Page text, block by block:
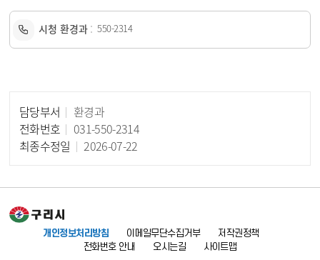
시청 환경과 550-2314
담당부서
환경과
전화번호
031-550-2314
최종수정일
2026-07-22
개인정보처리방침 이메일무단수집거부
저작권정책
전화번호 안내
오시는길 사이트맵